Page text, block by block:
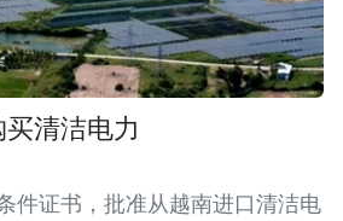
清洁电力
件证书，批准从越南进口清洁电